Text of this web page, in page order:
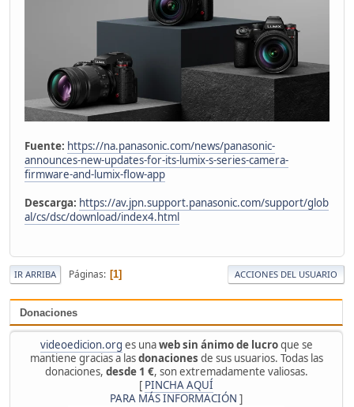
Donaciones
videoedicion.org es unaweb sin ánimo de lucroque se
mantiene gracias a lasdonaciones de sus usuarios. Todas las
donaciones, desde 1 €, son extremadamente valiosas.
[ PINCHA AQUÍ
PARA MÁS INFORMACIÓN ]
Fuente: https://na.panasonic.com/news/panasonic-
announces-new-updates-for-its-lumix-s-series-camera-
firmware-and-lumix-flow-app
Descarga: https://av.jpn.support.panasonic.com/support/glob
al/cs/dsc/download/index4.html
IR ARRIBA Páginas 1 ACCIONES DEL USUARIO